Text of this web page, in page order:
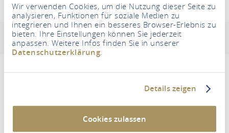
Wir verwenden Cookies, um die Nutzung dieser Seite zu
analysieren, Funktionen für soziale Medien zu
integrieren und Ihnen ein besseres Browser-Erlebnis zu
bieten. Ihre Einstellungen können Sie jederzeit
anpassen. Weitere Infos finden Sie in unserer
Datenschutzerklärung
Details zeigen
Cookies zulassen
Pension Belzer
Adresse & Kontaktinformation Zertifizierung
Drittanbieter Cookies zustimmen.